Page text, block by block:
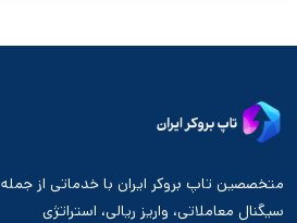
متخصصین تاپ بروکر ایران با خدماتی از جمله
سیگنال معاملاتی، واریز ریالی، استراتژی